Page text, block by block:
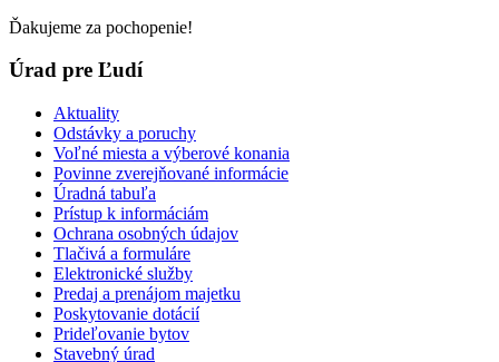
Ďakujeme za pochopenie!
Úrad pre Ľudí
Aktuality
Odstávky a poruchy
Voľné miesta a výberové konania
Povinne zverejňované informácie
Úradná tabuľa
Prístup k informáciám
Ochrana osobných údajov
Tlačivá a formuláre
Elektronické služby
Predaj a prenájom majetku
Poskytovanie dotácií
Prideľovanie bytov
Stavebný úrad